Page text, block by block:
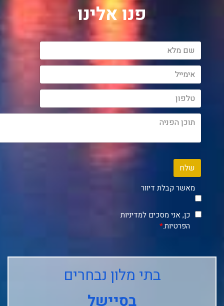
פנו אלינו
שלח
מאשר קבלת דיוור
כן, אני מסכים למדיניות
הפרטיות.*
בתי מלון נבחרים
בסיישל